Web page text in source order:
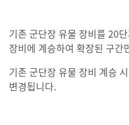
기존 군단장 유물 장비를 20
장비에 계승하여 확장된 구간
기존 군단장 유물 장비 계승
변경됩니다.